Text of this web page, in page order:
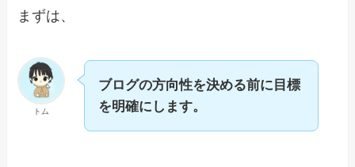
まずは、
トム
ブログの方向性を決める前に目標
を明確にします。